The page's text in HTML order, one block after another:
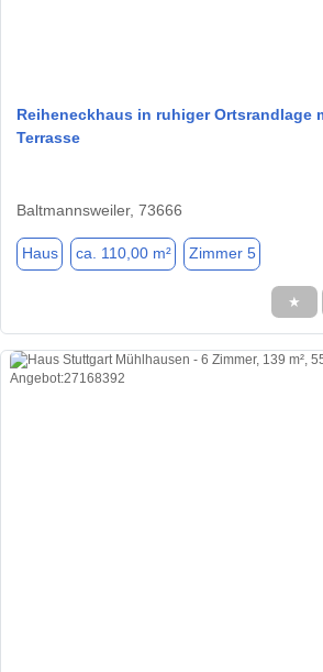
Reiheneckhaus in ruhiger Ortsrandlage
Terrasse
Baltmannsweiler, 73666
Haus ca. 110,00 m² Zimmer 5
★